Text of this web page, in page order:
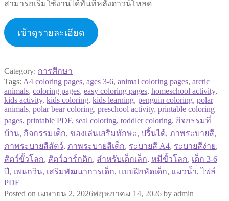
สามารถเริ่มใช้งานได้ทันทีหลังดาวน์โหลด
เข้าดูรายละเอียด
Category: การศึกษา
Tags: A4 coloring pages, ages 3-6, animal coloring pages, arctic
animals, coloring pages, easy coloring pages, homeschool activity,
kids activity, kids coloring, kids learning, penguin coloring, polar
animals, polar bear coloring, preschool activity, printable coloring
pages, printable PDF, seal coloring, toddler coloring, กิจกรรมที่
บ้าน, กิจกรรมเด็ก, ของเล่นเสริมทักษะ, ปริ้นได้, ภาพระบายสี,
ภาพระบายสีสัตว์, ภาพระบายสีเด็ก, ระบายสี A4, ระบายสีง่าย,
สัตว์ขั้วโลก, สัตว์อาร์กติก, สำหรับเด็กเล็ก, หมีขั้วโลก, เด็ก 3-6
ปี, เพนกวิน, เสริมพัฒนาการเด็ก, แบบฝึกหัดเด็ก, แมวน้ำ,ไฟล์
PDF
Posted on เมษายน 2, 2026พฤษภาคม 14, 2026 by admin